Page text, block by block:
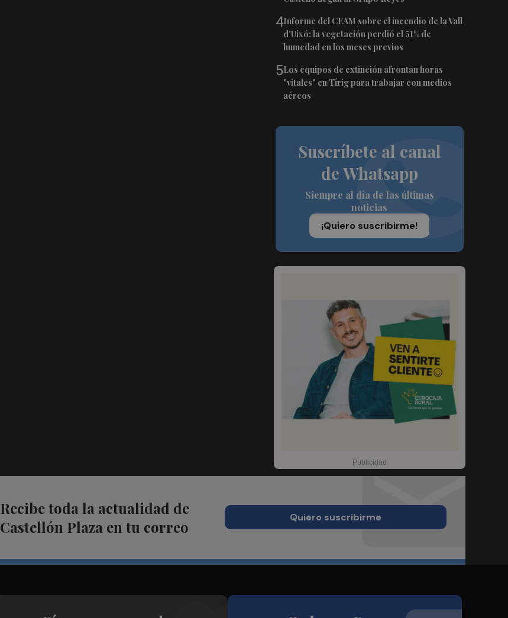
4Informe del CEAM sobre el incendio de la Vall
d'Uixó: la vegetación perdió el 51% de
humedad en los meses previos
5Los equipos de extinción afrontan horas
"vitales" en Tírig para trabajar con medios
aéreos
Suscríbete al canal
de Whatsapp
Siempre al día de las últimas
noticias
¡Quiero suscribirme!
Recibe toda la actualidad de
Castellón Plaza en tu correo
Quiero suscribirme